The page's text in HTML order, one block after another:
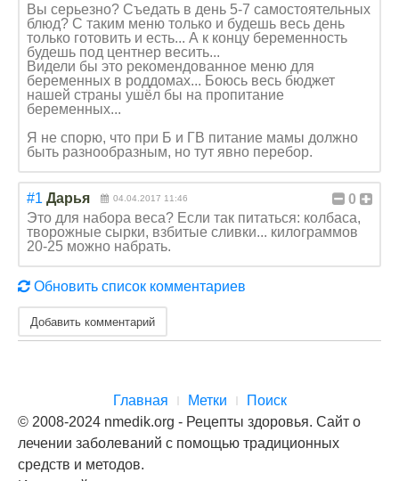
Вы серьезно? Съедать в день 5-7 самостоятельных
блюд? С таким меню только и будешь весь день
только готовить и есть... А к концу беременность
будешь под центнер весить...
Видели бы это рекомендованное меню для
беременных в роддомах... Боюсь весь бюджет
нашей страны ушёл бы на пропитание
беременных...
Я не спорю, что при Б и ГВ питание мамы должно
быть разнообразным, но тут явно перебор.
0
#1 Дарья 04.04.2017 11:46
Это для набора веса? Если так питаться: колбаса,
творожные сырки, взбитые сливки... килограммов
20-25 можно набрать.
Обновить список комментариев
Добавить комментарий
Главная Метки
Поиск
© 2008-2024 nmedik.org - Рецепты здоровья. Сайт о
лечении заболеваний с помощью традиционных
средств и методов.